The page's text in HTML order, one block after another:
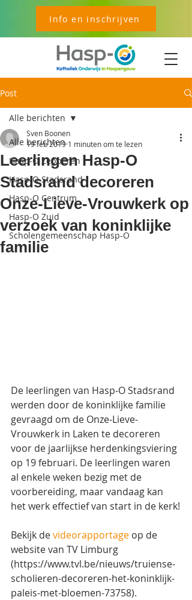
Info en inschrijven
Post
Alle berichten
Hasp-O Zepperen
Hasp-O Stadsrand
Hasp-O Centrum
Hasp-O Zuid
Scholengemeenschap Hasp-O
Alle berichten
Leerlingen Hasp-O
Stadsrand decoreren
Onze-Lieve-Vrouwkerk op
verzoek van koninklijke
familie
Sven Boonen
19 feb 2019 1 minuten om te lezen
De leerlingen van Hasp-O Stadsrand
werden door de koninklijke familie
gevraagd om de Onze-Lieve-
Vrouwkerk in Laken te decoreren
voor de jaarlijkse herdenkingsviering
op 19 februari. De leerlingen waren
al enkele weken bezig met de
voorbereiding, maar vandaag kan
het werk effectief van start in de kerk!
Bekijk de videorapportage op de
website van TV Limburg
(https://www.tvl.be/nieuws/truiense-
scholieren-decoreren-het-koninklijk-
paleis-met-bloemen-73758).